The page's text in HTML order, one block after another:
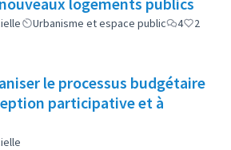
Urbanisme et espace public 4 2
le processus budgétaire
participative et à